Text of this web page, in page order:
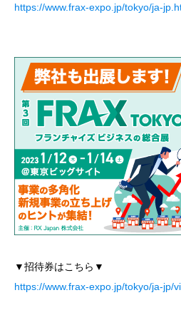
https://www.frax-expo.jp/tokyo/ja-
▼招待券はこちら▼
https://www.frax-expo.jp/tokyo/ja-jp/